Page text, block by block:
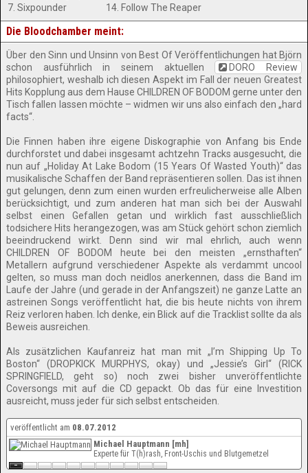
7. Sixpounder
14. Follow The Reaper
Die Bloodchamber meint:
Über den Sinn und Unsinn von Best Of Veröffentlichungen hat Björn
schon ausführlich in seinem aktuellen
DORO Review
philosophiert, weshalb ich diesen Aspekt im Fall der neuen Greatest
Hits Kopplung aus dem Hause CHILDREN OF BODOM gerne unter den
Tisch fallen lassen möchte – widmen wir uns also einfach den „hard
facts“.
Die Finnen haben ihre eigene Diskographie von Anfang bis Ende
durchforstet und dabei insgesamt achtzehn Tracks ausgesucht, die
nun auf „Holiday At Lake Bodom (15 Years Of Wasted Youth)“ das
musikalische Schaffen der Band repräsentieren sollen. Das ist ihnen
gut gelungen, denn zum einen wurden erfreulicherweise alle Alben
berücksichtigt, und zum anderen hat man sich bei der Auswahl
selbst einen Gefallen getan und wirklich fast ausschließlich
todsichere Hits herangezogen, was am Stück gehört schon ziemlich
beeindruckend wirkt. Denn sind wir mal ehrlich, auch wenn
CHILDREN OF BODOM heute bei den meisten „ernsthaften“
Metallern aufgrund verschiedener Aspekte als verdammt uncool
gelten, so muss man doch neidlos anerkennen, dass die Band im
Laufe der Jahre (und gerade in der Anfangszeit) ne ganze Latte an
astreinen Songs veröffentlicht hat, die bis heute nichts von ihrem
Reiz verloren haben. Ich denke, ein Blick auf die Tracklist sollte da als
Beweis ausreichen.
Als zusätzlichen Kaufanreiz hat man mit „I’m Shipping Up To
Boston“ (DROPKICK MURPHYS, okay) und „Jessie’s Girl“ (RICK
SPRINGFIELD, geht so) noch zwei bisher unveröffentlichte
Coversongs mit auf die CD gepackt. Ob das für eine Investition
ausreicht, muss jeder für sich selbst entscheiden.
veröffentlicht am 08.07.2012
Michael Hauptmann [mh]
Experte für T(h)rash, Front-Uschis und Blutgemetzel